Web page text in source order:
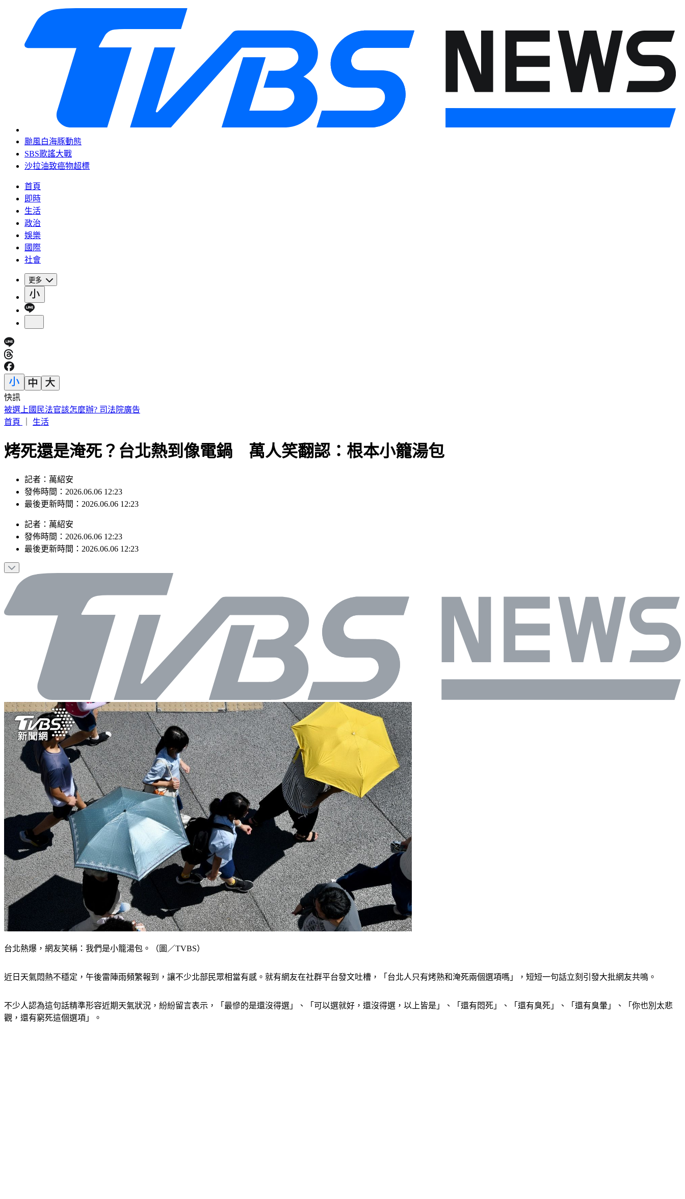
颱風白海豚動態
SBS歌謠大戰
沙拉油致癌物超標
首頁
即時
生活
政治
娛樂
國際
社會
更多
快訊
被選上國民法官該怎麼辦? 司法院廣告
首頁
生活
烤死還是淹死？台北熱到像電鍋 萬人笑翻認：根本小籠湯包
記者：萬紹安
發佈時間：2026.06.06 12:23
最後更新時間：2026.06.06 12:23
記者 ： 萬紹安
發佈時間： 2026.06.06 12:23
最後更新時間： 2026.06.06 12:23
台北熱爆，網友笑稱：我們是小籠湯包。（圖／TVBS）
近日天氣悶熱不穩定，午後雷陣雨頻繁報到，讓不少北部民眾相當有感。就有網友在社群平台發文吐槽，「台北人只有烤熟和淹死兩個選項嗎」，短短一句話立刻引發大批網友共鳴。
不少人認為這句話精準形容近期天氣狀況，紛紛留言表示，「最慘的是還沒得選」、「可以選就好，還沒得選，以上皆是」、「還有悶死」、「還有臭死」、「還有臭暈」、「你也別太悲
觀，還有窮死這個選項」。